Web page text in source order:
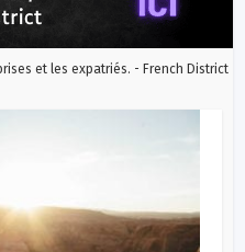
et les expatriés. - French District